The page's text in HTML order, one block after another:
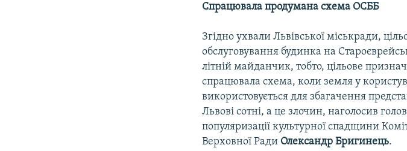
Спрацювала продумана схема ОСББ
Згідно ухвали Львівської міськради,
обслуговування будинка на
літній майданчик, тобто, цільове
спрацювала схема, коли земля у
використовується для збагачення
Львові сотні, а це злочин, наголосив
популяризації культурної спадщини
Верховної Ради Олександр Бригинець.